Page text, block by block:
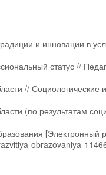
и инновации в
статус //
//
(по результатам
[Электронный
obrazovaniya-